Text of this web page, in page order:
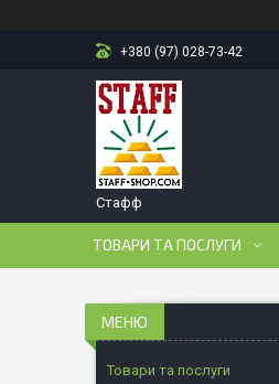
+380 (97) 028-73-42
Стафф
ТОВАРИ ТА ПОСЛУГИ
Товари та послуги